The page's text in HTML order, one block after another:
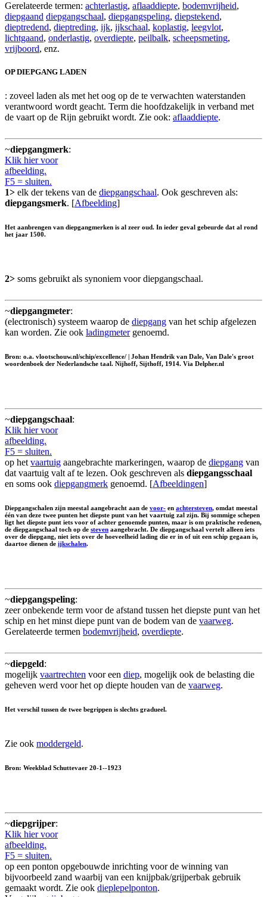
Gerelateerde termen: achterlastig, aflaaddiepte, bodemvrijheid,
diepgaand diepgangschaal, diepgangspeling, diepstekend,
dieptredend, dieptreding, ijk, ijkschaal, koplastig, leegvlot,
lichtgaand, onderlastig, overdiepte, peilbalk, scheepsmeting,
vrijboord, enz.
OP DIEPGANG LADEN
: zoveel laden als met het oog op de te verwachten waterstanden
verantwoord wordt geacht. Term die hoofdzakelijk in verband met
de vaart op de Rijn gebruikt wordt. Zie ook: aflaaddiepte.
~diepgangmerk:
Klik hier voor
afbeelding.
F5 = sluiten.
1> elk der tekens van de diepgangschaal. Ook geschreven als:
diepgangsmerk. [Afbeelding]
Het aanbrengen van diepgangmerken is al zeer oud. In ieder geval gebeurde dat al rond
het jaar 1500.
2> soms gebruikt als synoniem voor diepgangschaal.
~diepgangmeter:
(electronisch) systeem waarop de diepgang van het schip afgelezen
kan worden. Zie ook ladingmetergenoemd.
Bron: o.a. vlootschouw.nl/schip/excellence/ | Johan Hendrik van Dale, Van Dale's groot
woordenboek der Nederlandsche taal. Nijhoff, Sijthoff, 1914. Via Delpher.nl
~diepgangschaal:
Klik hier voor
afbeelding.
F5 = sluiten.
op hetvaartuig aangebrachte markeringen, waarop de diepgang van
dat vaartuig valt af te lezen. Ook geschreven als diepgangsschaal
en soms ook diepgangmerk genoemd. [Afbeeldingen]
Diepgangschalen zijn meestal aangebracht aan de voor- en achtersteven, omdat meestal
één van deze twee punten het diepste punt van het vaartuig zal zijn. Bij sommige schepen
ligt het diepste punt iets voor of achter genoemde punten, maar is om praktische redenen,
de diepgangschaal toch op de steven aangebracht. De diepgangschaal vertelt alleen iets
over de diepgang, niet iets over de hoeveelheid lading die er in of uit een schip gegaan is,
daartoe dienen de ijkschalen.
~diepgangspeling:
zeer onbekende term voor de afstand tussen het diepste punt van het
schip en het minst diepe punt van de bodem van de vaarweg.
Gerelateerde termen bodemvrijheid, overdiepte.
~diepgeld:
mogelijk vaartrechten voor een diep, mogelijk ook de belasting die
geheven werd voor het op diepte houden van de vaarweg.
Het verschil tussen de twee begrippen is slechts gradueel.
Zie ook moddergeld.
Bron: Weekblad Schuttevaer 20-1--1923
~diepgrijper:
Klik hier voor
afbeelding.
F5 = sluiten.
op een ponton opgebouwde inrichting voor de winning van
bijvoorbeeld zand waarbij van een knijpbak/grijperbak gebruik
gemaakt wordt. Zie ook dieplepelponton.